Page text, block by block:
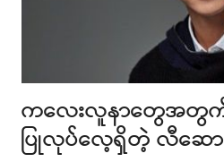
ကလေးလူနာတွေအတွက်
ပြုလုပ်လေ့ရှိတဲ့ လီဆော